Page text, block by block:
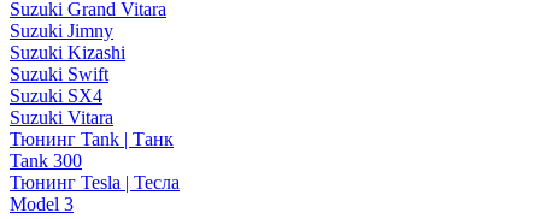
Suzuki Grand Vitara
Suzuki Jimny
Suzuki Kizashi
Suzuki Swift
Suzuki SX4
Suzuki Vitara
Тюнинг Tank | Танк
Tank 300
Тюнинг Tesla | Тесла
Model 3